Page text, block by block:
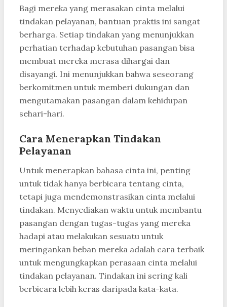
Bagi mereka yang merasakan cinta melalui
tindakan pelayanan, bantuan praktis ini sangat
berharga. Setiap tindakan yang menunjukkan
perhatian terhadap kebutuhan pasangan bisa
membuat mereka merasa dihargai dan
disayangi. Ini menunjukkan bahwa seseorang
berkomitmen untuk memberi dukungan dan
mengutamakan pasangan dalam kehidupan
sehari-hari.
Cara Menerapkan Tindakan
Pelayanan
Untuk menerapkan bahasa cinta ini, penting
untuk tidak hanya berbicara tentang cinta,
tetapi juga mendemonstrasikan cinta melalui
tindakan. Menyediakan waktu untuk membantu
pasangan dengan tugas-tugas yang mereka
hadapi atau melakukan sesuatu untuk
meringankan beban mereka adalah cara terbaik
untuk mengungkapkan perasaan cinta melalui
tindakan pelayanan. Tindakan ini sering kali
berbicara lebih keras daripada kata-kata.